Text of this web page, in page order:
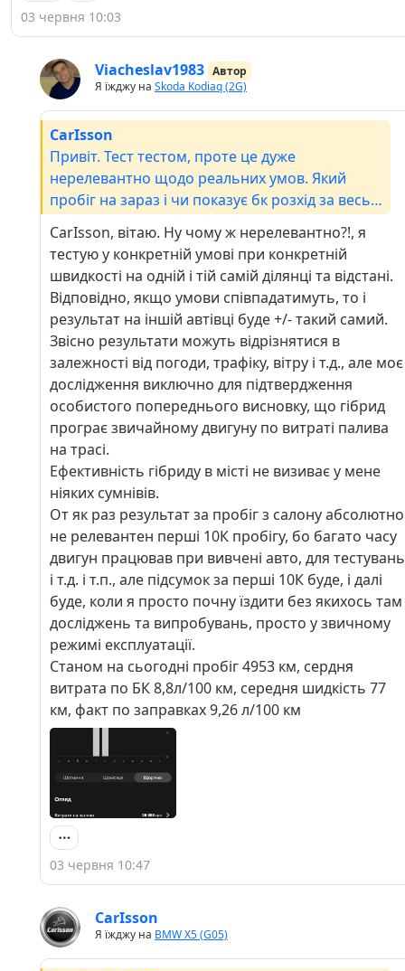
03 червня 10:03
Viacheslav1983 Автор
Я їжджу на Skoda Kodiaq (2G)
CarIsson
Привіт. Тест тестом, проте це дуже
нерелевантно щодо реальних умов. Який
пробіг на зараз і чи показує бк розхід за весь
CarIsson, вітаю. Ну чому ж нерелевантно?!, я
тестую у конкретній умові при конкретній
швидкості на одній і тій самій ділянці та відстані.
Відповідно, якщо умови співпадатимуть, то і
результат на іншій автівці буде +/- такий самий.
Звісно результати можуть відрізнятися в
залежності від погоди, трафіку, вітру і т.д., але моє
дослідження виключно для підтвердження
особистого попереднього висновку, що гібрид
програє звичайному двигуну по витраті палива
на трасі.
Ефективність гібриду в місті не визиває у мене
ніяких сумнівів.
От як раз результат за пробіг з салону абсолютно
не релевантен перші 10К пробігу, бо багато часу
двигун працював при вивчені авто, для тестувань
і т.д. і т.п., але підсумок за перші 10К буде, і далі
буде, коли я просто почну їздити без якихось там
досліджень та випробувань, просто у звичному
режимі експлуатації.
Станом на сьогодні пробіг 4953 км, сердня
витрата по БК 8,8л/100 км, середня шидкість 77
км, факт по заправках 9,26 л/100 км
03 червня 10:47
CarIsson
Я їжджу на BMW X5 (G05)